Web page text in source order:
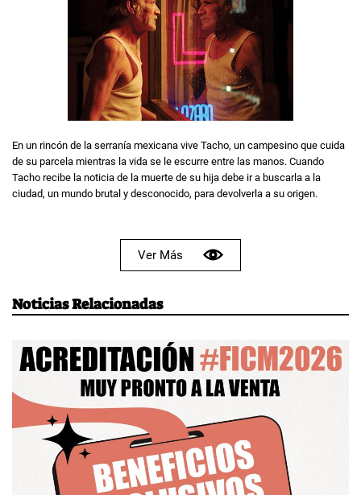
En un rincón de la serranía mexicana vive Tacho, un campesino que cuida
de su parcela mientras la vida se le escurre entre las manos. Cuando
Tacho recibe la noticia de la muerte de su hija debe ir a buscarla a la
ciudad, un mundo brutal y desconocido, para devolverla a su origen.
Ver Más
Noticias Relacionadas